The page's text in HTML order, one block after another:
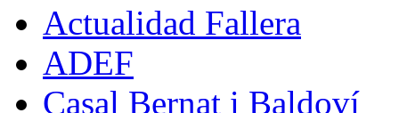
Actualidad Fallera
ADEF
Casal Bernat i Baldoví